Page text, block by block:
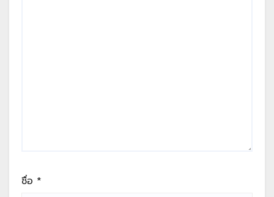
ชื่อ *